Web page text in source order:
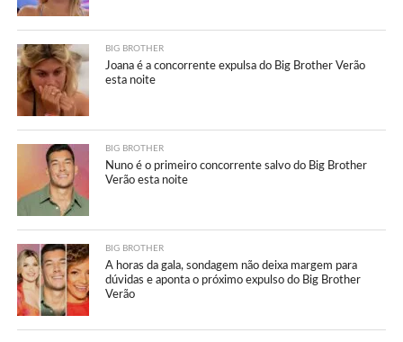
BIG BROTHER
Joana é a concorrente expulsa do Big Brother Verão
esta noite
BIG BROTHER
Nuno é o primeiro concorrente salvo do Big Brother
Verão esta noite
BIG BROTHER
A horas da gala, sondagem não deixa margem para
dúvidas e aponta o próximo expulso do Big Brother
Verão